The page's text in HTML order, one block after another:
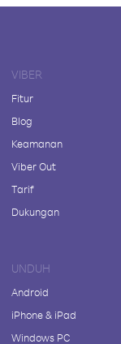
VIBER
Fitur
Blog
Keamanan
Viber Out
Tarif
Dukungan
UNDUH
Android
iPhone & iPad
Windows PC